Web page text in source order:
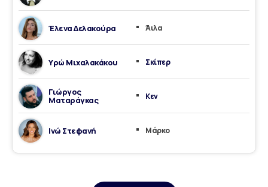
Έλενα Δελακούρα Άιλα
Υρώ Μιχαλακάκου Σκίπερ
Γιώργος
Ματαράγκας Κεν
Ινώ Στεφανή Μάρκο